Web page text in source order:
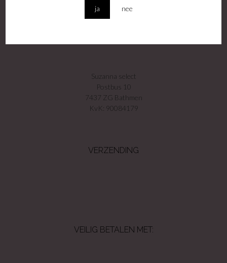
ja nee
Veel gestelde vragen
Suzanna select
Postbus 10
7437 ZG Bathmen
KvK: 90084179
VERZENDING
VEILIG BETALEN MET: